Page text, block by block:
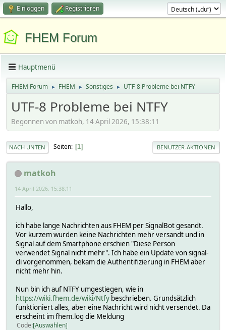
Einloggen Registrieren
FHEM Forum
Hauptmenü
FHEM Forum ► FHEM ► Sonstiges ► UTF-8 Probleme bei NTFY
UTF-8 Probleme bei NTFY
Begonnen von matkoh, 14 April 2026, 15:38:11
NACH UNTEN Seiten 1 BENUTZER-AKTIONEN
matkoh
14 April 2026, 15:38:11
Hallo,
ich habe lange Nachrichten aus FHEM per SignalBot gesandt.
Vor kurzem wurden keine Nachrichten mehr versandt und in
Signal auf dem Smartphone erschien "Diese Person
verwendet Signal nicht mehr". Ich habe ein Update von signal-
cli vorgenommen, bekam die Authentifizierung in FHEM aber
nicht mehr hin.
Nun bin ich auf NTFY umgestiegen, wie in
https://wiki.fhem.de/wiki/Ntfy beschrieben. Grundsätzlich
funktioniert alles, aber eine Nachricht wird nicht versendet. Da
erscheint im fhem.log die Meldung
Code Auswählen